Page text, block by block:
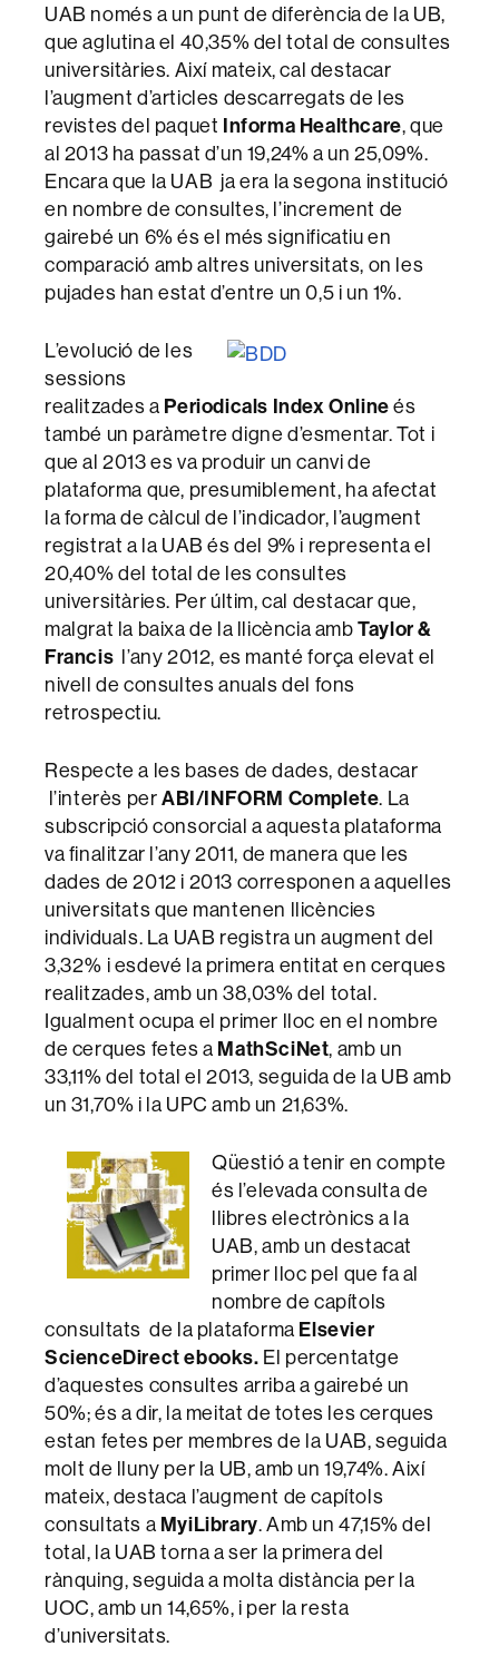
UAB només a un punt de diferència de la UB,
que aglutina el 40,35% del total de consultes
universitàries. Així mateix, cal destacar
l’augment d’articles descarregats de les
revistes del paquet Informa Healthcare, que
al 2013 ha passat d’un 19,24% a un 25,09%.
Encara que la UAB ja era la segona institució
en nombre de consultes, l’increment de
gairebé un 6% és el més significatiu en
comparació amb altres universitats, on les
pujades han estat d’entre un 0,5 i un 1%.
L’evolució de les
sessions
realitzades a Periodicals Index Onlineés
també un paràmetre digne d’esmentar. Tot i
que al 2013 es va produir un canvi de
plataforma que, presumiblement, ha afectat
la forma de càlcul de l’indicador, l’augment
registrat a la UAB és del 9% i representa el
20,40% del total de les consultes
universitàries. Per últim, cal destacar que,
malgrat la baixa de la llicència ambTaylor &
Francis l’any 2012, es manté força elevat el
nivell de consultes anuals del fons
retrospectiu.
Respecte a les bases de dades, destacar
l’interès perABI/INFORM Complete. La
subscripció consorcial a aquesta plataforma
va finalitzar l’any 2011, de manera que les
dades de 2012 i 2013 corresponen a aquelles
universitats que mantenen llicències
individuals. La UAB registra un augment del
3,32% i esdevé la primera entitat en cerques
realitzades, amb un 38,03% del total.
Igualment ocupa el primer lloc en el nombre
de cerques fetes a MathSciNet, amb un
33,11% del total el 2013, seguida de la UB amb
un 31,70% i la UPC amb un 21,63%.
Qüestió a tenir en compte
és l’elevada consulta de
llibres electrònics a la
UAB, amb un destacat
primer lloc pel que fa al
nombre de capítols
consultats de la plataforma Elsevier
ScienceDirect ebooks. El percentatge
d’aquestes consultes arriba a gairebé un
50%; és a dir, la meitat de totes les cerques
estan fetes per membres de la UAB, seguida
molt de lluny per la UB, amb un 19,74%. Així
mateix, destaca l’augment de capítols
consultats a MyiLibrary. Amb un 47,15% del
total, la UAB torna a ser la primera del
rànquing, seguida a molta distància per la
UOC, amb un 14,65%, i per la resta
d’universitats.